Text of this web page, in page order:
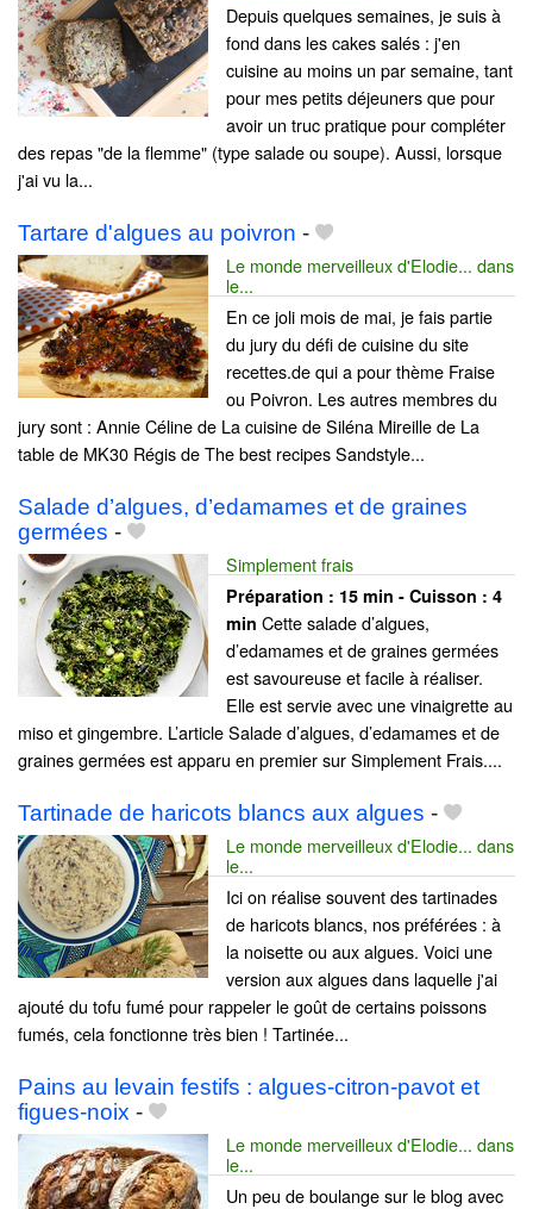
Depuis quelques semaines, je suis à
fond dans les cakes salés : j'en
cuisine au moins un par semaine, tant
pour mes petits déjeuners que pour
avoir un truc pratique pour compléter
des repas "de la flemme" (type salade ou soupe). Aussi, lorsque
j'ai vu la...
Tartare d'algues au poivron -
Le monde merveilleux d'Elodie... dans
le...
En ce joli mois de mai, je fais partie
du jury du défi de cuisine du site
recettes.de qui a pour thème Fraise
ou Poivron. Les autres membres du
jury sont : Annie Céline de La cuisine de Siléna Mireille de La
table de MK30 Régis de The best recipes Sandstyle...
Salade d’algues, d’edamames et de graines
germées -
Simplement frais
Préparation : 15 min - Cuisson : 4
min Cette salade d’algues,
d’edamames et de graines germées
est savoureuse et facile à réaliser.
Elle est servie avec une vinaigrette au
miso et gingembre. L’article Salade d’algues, d’edamames et de
graines germées est apparu en premier sur Simplement Frais....
Tartinade de haricots blancs aux algues -
Le monde merveilleux d'Elodie... dans
le...
Ici on réalise souvent des tartinades
de haricots blancs, nos préférées : à
la noisette ou aux algues. Voici une
version aux algues dans laquelle j'ai
ajouté du tofu fumé pour rappeler le goût de certains poissons
fumés, cela fonctionne très bien ! Tartinée...
Pains au levain festifs : algues-citron-pavot et
figues-noix -
Le monde merveilleux d'Elodie... dans
le...
Un peu de boulange sur le blog avec